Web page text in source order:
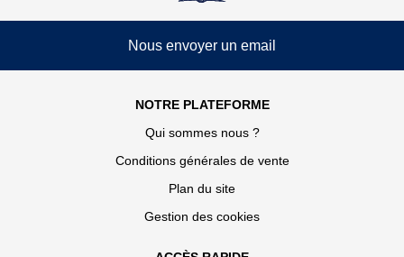
Nous envoyer un email
NOTRE PLATEFORME
Qui sommes nous ?
Conditions générales de vente
Plan du site
Gestion des cookies